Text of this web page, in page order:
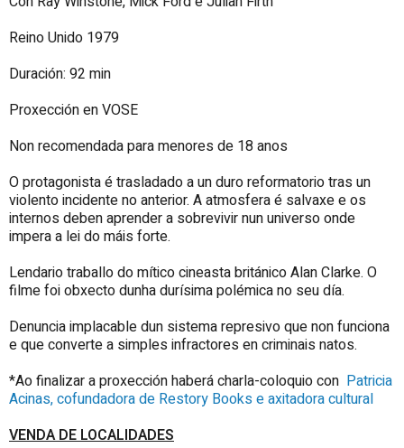
Reino Unido 1979
Duración: 92 min
Proxección en VOSE
Non recomendada para menores de 18 anos
O protagonista é trasladado a un duro reformatorio tras un
violento incidente no anterior. A atmosfera é salvaxe e os
internos deben aprender a sobrevivir nun universo onde
impera a lei do máis forte.
Lendario traballo do mítico cineasta británico Alan Clarke. O
filme foi obxecto dunha durísima polémica no seu día.
Denuncia implacable dun sistema represivo que non funciona
e que converte a simples infractores en criminais natos.
*Ao finalizar a proxección haberá charla-coloquio con Patricia
Acinas, cofundadora de Restory Books e axitadora cultural
VENDA DE LOCALIDADES